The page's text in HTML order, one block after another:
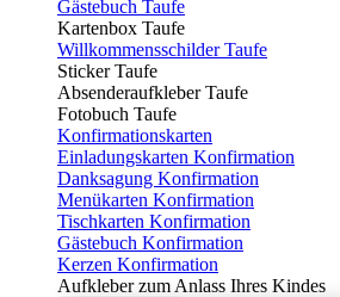
Gästebuch Taufe
Kartenbox Taufe
Willkommensschilder Taufe
Sticker Taufe
Absenderaufkleber Taufe
Fotobuch Taufe
Konfirmationskarten
Einladungskarten Konfirmation
Danksagung Konfirmation
Menükarten Konfirmation
Tischkarten Konfirmation
Gästebuch Konfirmation
Kerzen Konfirmation
Aufkleber zum Anlass Ihres Kindes